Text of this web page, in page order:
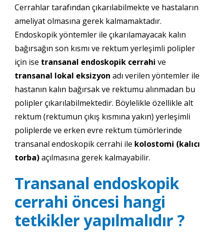
Cerrahlar tarafından çıkarılabilmekte ve hastaların
ameliyat olmasına gerek kalmamaktadır.
Endoskopik yöntemler ile çıkarılamayacak kalın
bağırsağın son kısmı ve rektum yerleşimli polipler
için ise transanal endoskopik cerrahi ve
transanal lokal eksizyon adı verilen yöntemler ile
hastanın kalın bağırsak ve rektumu alınmadan bu
polipler çıkarılabilmektedir. Böylelikle özellikle alt
rektum (rektumun çıkış kısmına yakın) yerleşimli
poliplerde ve erken evre rektum tümörlerinde
transanal endoskopik cerrahi ile kolostomi (kalıcı
torba)açılmasına gerek kalmayabilir.
Transanal endoskopik
cerrahi öncesi hangi
tetkikler yapılmalıdır ?